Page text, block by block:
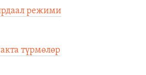
режими
түрмөлөр